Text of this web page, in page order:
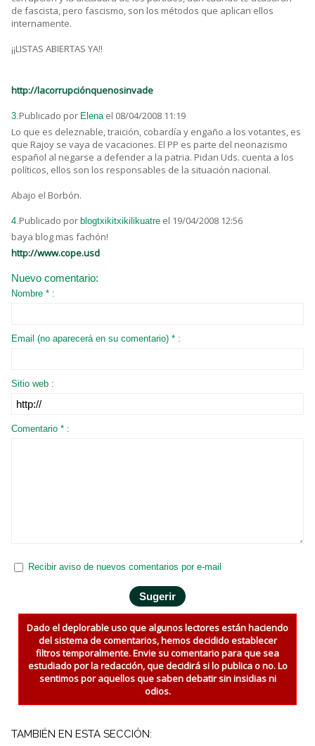
de fascista, pero fascismo, son los métodos que aplican ellos
internamente.
¡¡LISTAS ABIERTAS YA!!
http://lacorrupciónquenosinvade
3.Publicado por Elena el 08/04/2008 11:19
Lo que es deleznable, traición, cobardía y engaño a los votantes, es
que Rajoy se vaya de vacaciones. El PP es parte del neonazismo
español al negarse a defender a la patria. Pidan Uds. cuenta a los
políticos, ellos son los responsables de la situación nacional.
Abajo el Borbón.
4.Publicado por blogtxikitxikilikuatre el 19/04/2008 12:56
baya blog mas fachón!
http://www.cope.usd
Nuevo comentario:
Nombre * :
Email (no aparecerá en su comentario) * :
Sitio web :
Comentario * :
Recibir aviso de nuevos comentarios por e-mail
Dado el deplorable uso que algunos lectores están haciendo
del sistema de comentarios, hemos decidido establecer
filtros temporalmente. Envie su comentario para que sea
estudiado por la redacción, que decidirá si lo publica o no. Lo
sentimos por aquellos que saben debatir sin insidias ni
odios.
TAMBIÉN EN ESTA SECCIÓN: